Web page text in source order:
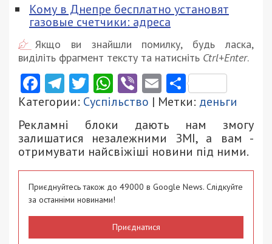
Кому в Днепре бесплатно установят
газовые счетчики: адреса
Якщо ви знайшли помилку, будь ласка,
виділіть фрагмент тексту та натисніть Ctrl+Enter.
Facebook
Telegram
Twitter
WhatsApp
ViberEmail
Категории: Суспільство | Метки: деньги
Рекламні блоки дають нам змогу
залишатися незалежними ЗМІ, а вам -
отримувати найсвіжіші новини під ними.
Приєднуйтесь також до 49000 в Google News. Слідкуйте
за останніми новинами!
Приєднатися